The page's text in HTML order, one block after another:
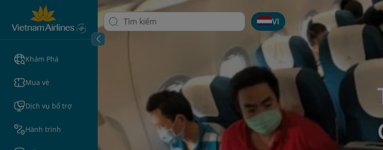
Khám Phá
Mua vé
Dịch vụ bổ trợ
Hành trình
VI